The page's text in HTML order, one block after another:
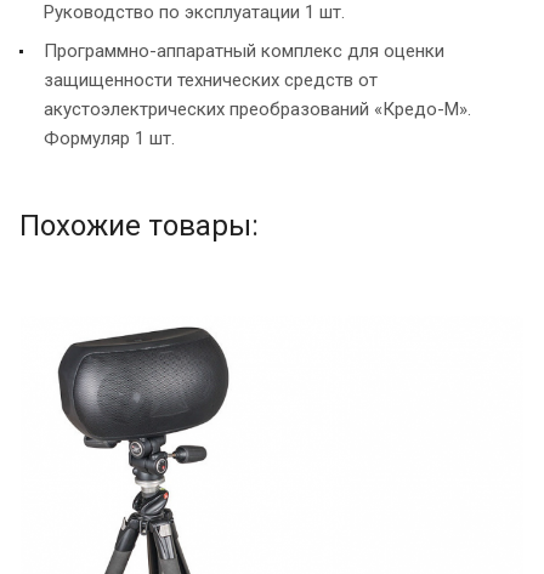
Руководство по эксплуатации 1 шт.
Программно-аппаратный комплекс для оценки
защищенности технических средств от
акустоэлектрических преобразований «Кредо-М».
Формуляр 1 шт.
Похожие товары: